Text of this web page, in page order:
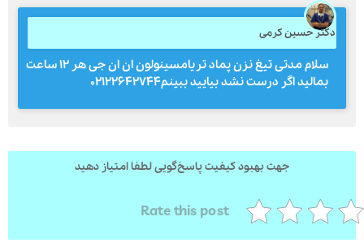
دکتر حسین کرمی
سلام مدتی تیغ نزن پماد تریامسینولون ان ان جی هر ۱۲ ساعت
بمالید اگر درست نشد بیایید ببینم۰۲۱۲۲۶۴۲۷۴۴
جهت بهبود کیفیت پاسخ‌گویی لطفا امتیاز دهید
Rate this post
ارسال
قدرت گرفته از همیارسیستم